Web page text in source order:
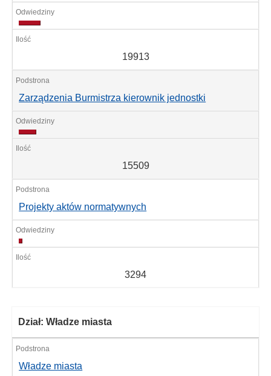
19913
19913
Zarządzenia Burmistrza kierownik jednostki
15509
15509
Projekty aktów normatywnych
3294
3294
Dział: Władze miasta
Władze miasta